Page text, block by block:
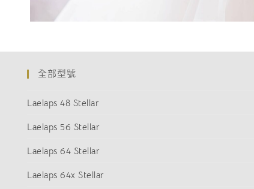
全部型號
Laelaps 48 Stellar
Laelaps 56 Stellar
Laelaps 64 Stellar
Laelaps 64x Stellar